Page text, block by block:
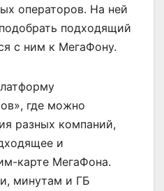
операторов. На ней
подходящий
с ним к МегаФону.
где можно
разных компаний,
и
карте МегаФона.
минутам и ГБ